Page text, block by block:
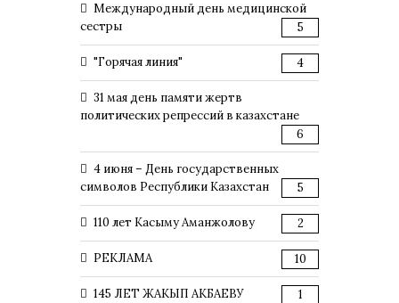
Международный день медицинской
сестры
5
"Горячая линия" 4
31 мая день памяти жертв
политических репрессий в казахстане
6
4 июня – День государственных
символов Республики Казахстан
5
110 лет Касыму Аманжолову 2
РЕКЛАМА 10
145 ЛЕТ ЖАКЫП АКБАЕВУ 1